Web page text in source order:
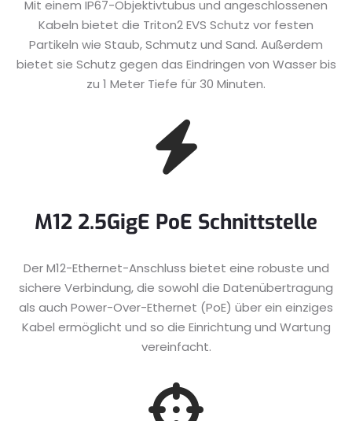
Mit einem IP67-Objektivtubus und angeschlossenen
Kabeln bietet die Triton2 EVS Schutz vor festen
Partikeln wie Staub, Schmutz und Sand. Außerdem
bietet sie Schutz gegen das Eindringen von Wasser bis
zu 1 Meter Tiefe für 30 Minuten.
M12 2.5GigE PoE Schnittstelle
Der M12-Ethernet-Anschluss bietet eine robuste und
sichere Verbindung, die sowohl die Datenübertragung
als auch Power-Over-Ethernet (PoE) über ein einziges
Kabel ermöglicht und so die Einrichtung und Wartung
vereinfacht.